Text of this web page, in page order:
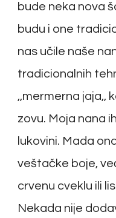
bude neka nova
budu i one
nas učile naše
tradicionalnih
,,mermerna jaja,,
zovu. Moja nana
lukovini. Mada
veštačke boje,
crvenu cveklu ili
Nekada nije